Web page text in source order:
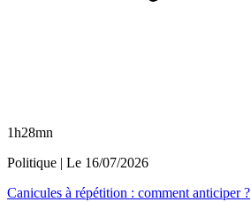
1h28mn
Politique | Le 16/07/2026
Canicules à répétition : comment anticiper ?